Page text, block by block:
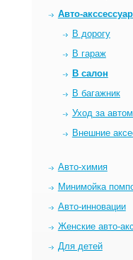
Авто-
В дорогу
В гараж
В салон
В багажник
Уход за
Внешние
Авто-химия
Минимойка
Авто-инновации
Женские авто-
Для детей